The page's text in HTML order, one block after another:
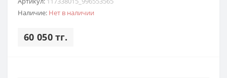
Наличие: Нет в наличии
60 050 тг.